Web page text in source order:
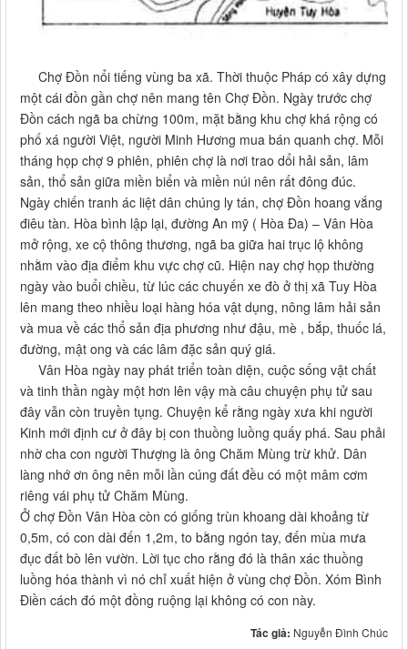
Chợ Đồn nổi tiếng vùng ba xã. Thời thuộc Pháp có xây dựng
một cái đồn gần chợ nên mang tên Chợ Đồn. Ngày trước chợ
Đồn cách ngã ba chừng 100m, mặt bằng khu chợ khá rộng có
phố xá người Việt, người Minh Hương mua bán quanh chợ. Mỗi
tháng họp chợ 9 phiên, phiên chợ là nơi trao dổi hải sản, lâm
sản, thổ sản giữa miền biển và miền núi nên rất đông đúc.
Ngày chiến tranh ác liệt dân chúng ly tán, chợ Đồn hoang vắng
điêu tàn. Hòa bình lập lại, đường An mỹ ( Hòa Đa) – Vân Hòa
mở rộng, xe cộ thông thương, ngã ba giữa hai trục lộ không
nhằm vào địa điểm khu vực chợ cũ. Hiện nay chợ họp thường
ngày vào buổi chiều, từ lúc các chuyến xe đò ở thị xã Tuy Hòa
lên mang theo nhiều loại hàng hóa vật dụng, nông lâm hải sản
và mua về các thổ sản địa phương như đậu, mè , bắp, thuốc lá,
đường, mật ong và các lâm đặc sản quý giá.
Vân Hòa ngày nay phát triển toàn diện, cuộc sống vật chất
và tinh thần ngày một hơn lên vậy mà câu chuyện phụ tử sau
đây vẫn còn truyền tụng. Chuyện kể rằng ngày xưa khi người
Kinh mới định cư ở đây bị con thuồng luồng quấy phá. Sau phải
nhờ cha con người Thượng là ông Chăm Mùng trừ khử. Dân
làng nhớ ơn ông nên mỗi lần cúng đất đều có một mâm cơm
riêng vái phụ tử Chăm Mùng.
Ở chợ Đồn Vân Hòa còn có giống trùn khoang dài khoảng từ
0,5m, có con dài đến 1,2m, to bằng ngón tay, đến mùa mưa
đục đất bò lên vườn. Lời tục cho rằng đó là thân xác thuồng
luồng hóa thành vì nó chỉ xuất hiện ở vùng chợ Đồn. Xóm Bình
Điền cách đó một đồng ruộng lại không có con này.
Tác giả: Nguyễn Đình Chúc